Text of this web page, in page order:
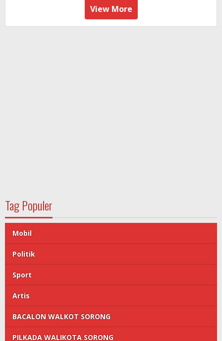
View More
Tag Populer
Mobil
Politik
Sport
Artis
BACALON WALKOT SORONG
PILKADA WALIKOTA SORONG